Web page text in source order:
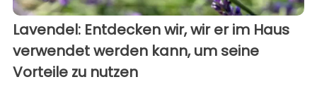
Lavendel: Entdecken wir, wir er im Haus
verwendet werden kann, um seine
Vorteile zu nutzen